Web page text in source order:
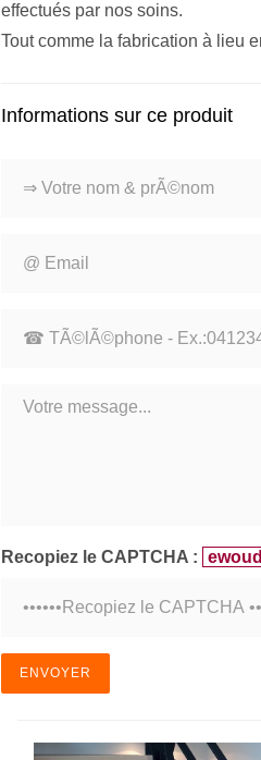
effectués par nos soins.
Tout comme la fabrication à lieu
Informations sur ce produit
Recopiez le CAPTCHA :